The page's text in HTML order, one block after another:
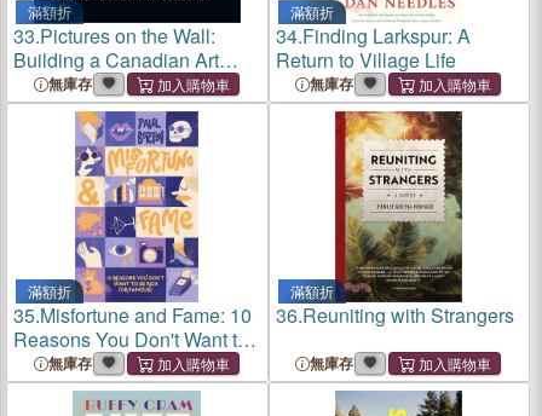
滿額折
33.Pictures on the Wall:
Building a Canadian Art
Collection
無庫存
滿額折
34.Finding Larkspur: A
Return to Village Life
無庫存
滿額折
35.Misfortune and Fame: 10
Reasons You Don't Want to
Be Rich (or Famous)
無庫存
滿額折
36.Reuniting with Strangers
無庫存